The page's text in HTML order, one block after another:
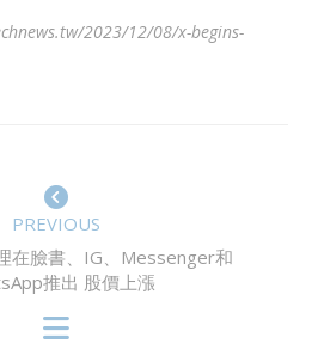
2023/12/08/x-begins-
PREVIOUS
在臉書、IG、Messenger和
推出 股價上漲